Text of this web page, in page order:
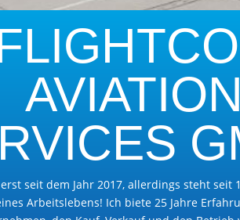
AVIATION
seit dem Jahr 2017, allerdings steht seit
Arbeitslebens! Ich biete 25 Jahre